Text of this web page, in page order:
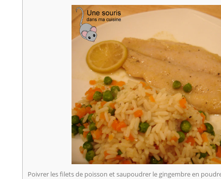
Poivrer les filets de poisson et saupoudrer le gingembre en